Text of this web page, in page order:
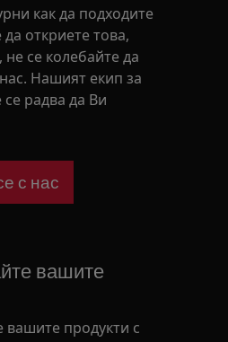
как да подходите
откриете това,
не се колебайте да
Нашият екип за
радва да Ви
с нас
вашите
вашите продукти с